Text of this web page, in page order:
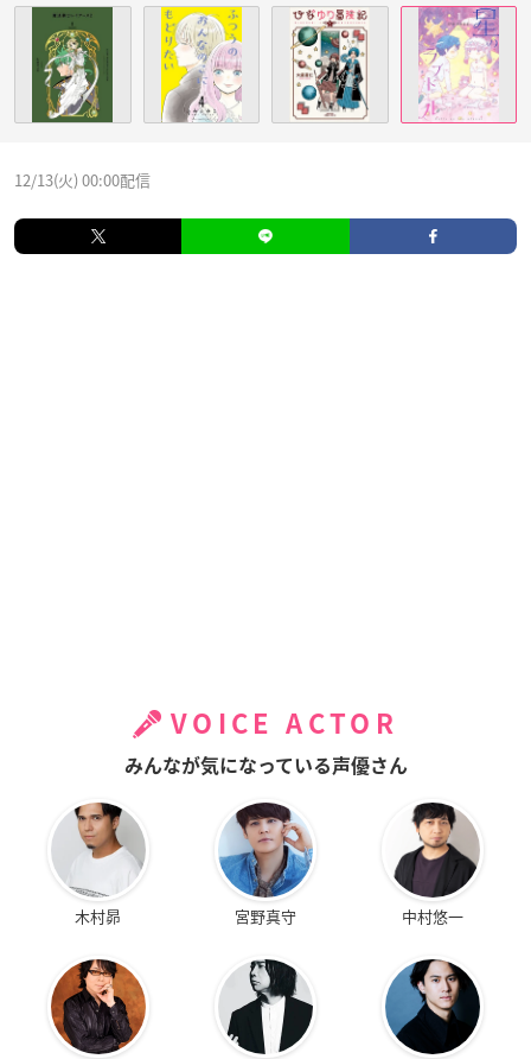
12/13(火) 00:00配信
VOICE ACTOR
みんなが気になっている声優さん
木村昴 宮野真守 中村悠一